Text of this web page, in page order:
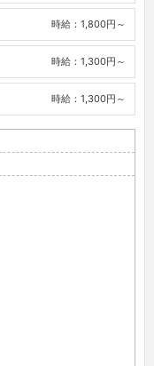
時給：1,800円～
時給：1,300円～
時給：1,300円～